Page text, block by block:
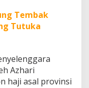
Tembak
Tutuka
Azhari
haji asal provinsi